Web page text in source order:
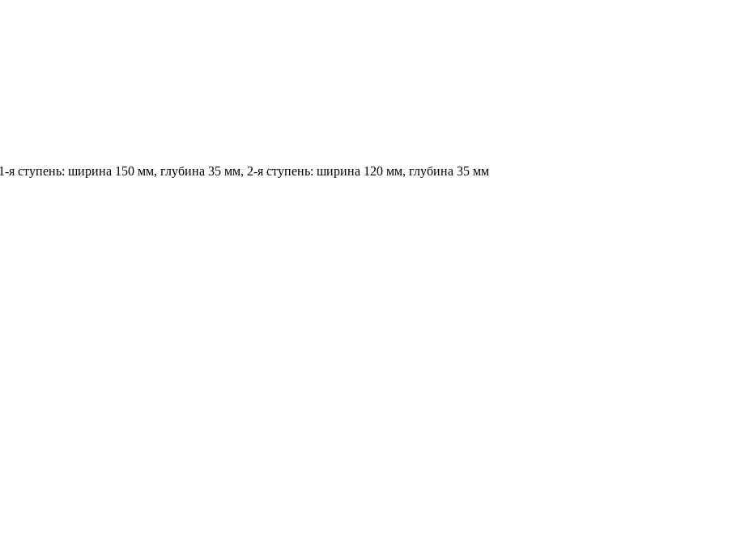
ступень: ширина 150 мм, глубина 35 мм, 2-я ступень: ширина 120 мм, глубина 35 мм